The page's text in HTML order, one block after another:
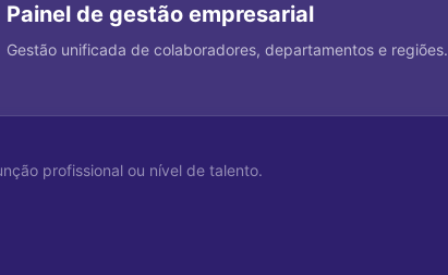
Painel de gestão empresarial
Gestão unificada de colaboradores, departamentos e regiões.
profissional ou nível de talento.